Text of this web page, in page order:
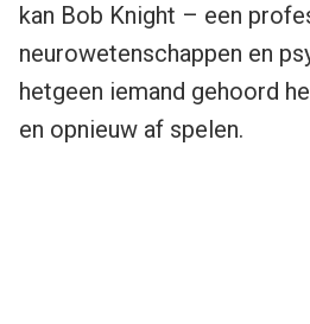
kan Bob Knight – een
neurowetenschappen en
hetgeen iemand gehoord
en opnieuw af spelen.